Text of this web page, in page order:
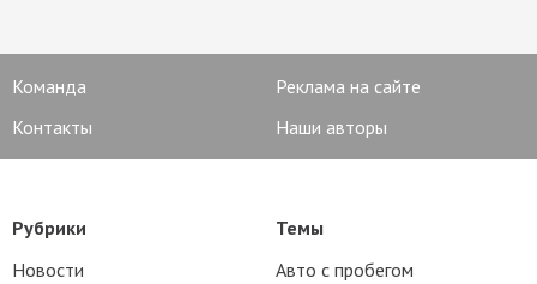
Команда
Реклама на сайте
Контакты
Наши авторы
Рубрики
Новости
Темы
Авто с пробегом